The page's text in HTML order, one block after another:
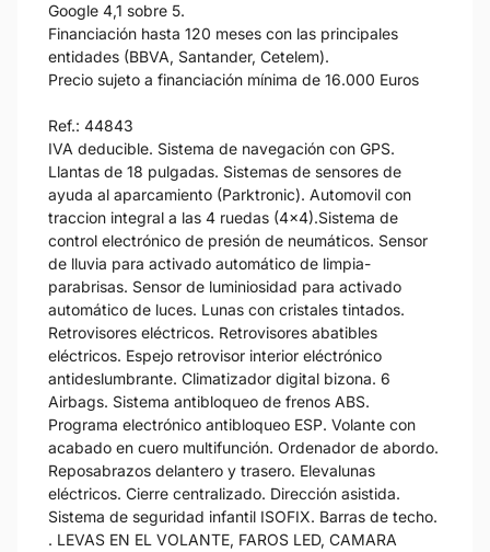
Google 4,1 sobre 5.
Financiación hasta 120 meses con las principales
entidades (BBVA, Santander, Cetelem).
Precio sujeto a financiación mínima de 16.000 Euros
Ref.: 44843
IVA deducible. Sistema de navegación con GPS.
Llantas de 18 pulgadas. Sistemas de sensores de
ayuda al aparcamiento (Parktronic). Automovil con
traccion integral a las 4 ruedas (4x4).Sistema de
control electrónico de presión de neumáticos. Sensor
de lluvia para activado automático de limpia-
parabrisas. Sensor de luminiosidad para activado
automático de luces. Lunas con cristales tintados.
Retrovisores eléctricos. Retrovisores abatibles
eléctricos. Espejo retrovisor interior eléctrónico
antideslumbrante. Climatizador digital bizona. 6
Airbags. Sistema antibloqueo de frenos ABS.
Programa electrónico antibloqueo ESP. Volante con
acabado en cuero multifunción. Ordenador de abordo.
Reposabrazos delantero y trasero. Elevalunas
eléctricos. Cierre centralizado. Dirección asistida.
Sistema de seguridad infantil ISOFIX. Barras de techo.
. LEVAS EN EL VOLANTE, FAROS LED, CAMARA